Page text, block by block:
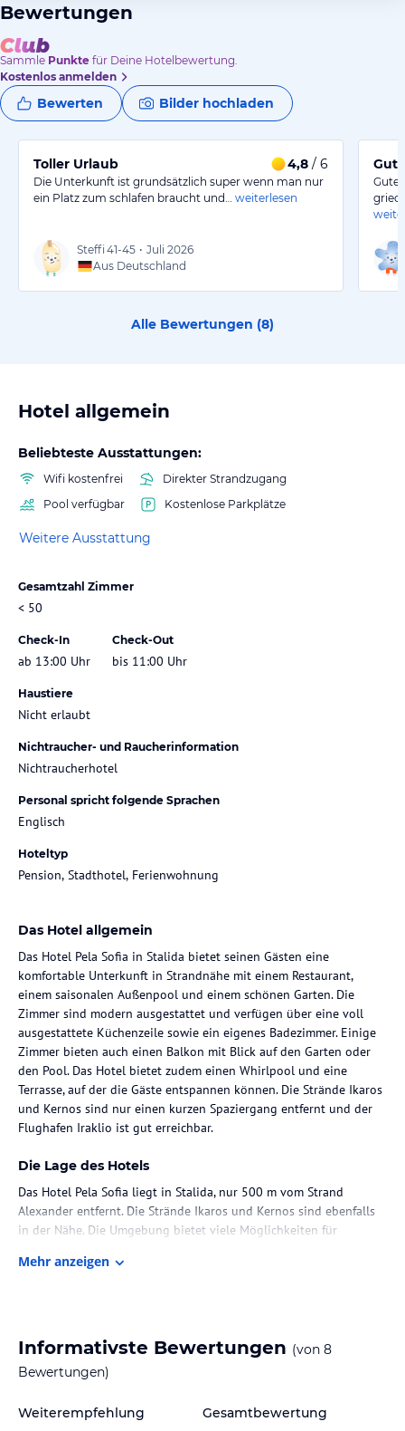
Bewertungen
Sammle Punkte für Deine Hotelbewertung.
Kostenlos anmelden
Bewerten Bilder hochladen
Toller Urlaub 4,8 / 6
Die Unterkunft ist grundsätzlich super wenn man nur
ein Platz zum schlafen braucht und…
weiterlesen
Steffi 41-45 • Juli 2026
Aus Deutschland
Alle Bewertungen (8)
Hotel allgemein
Beliebteste Ausstattungen:
Wifi kostenfrei
Direkter Strandzugang
Pool verfügbar
Kostenlose Parkplätze
Weitere Ausstattung
Gesamtzahl Zimmer
< 50
Check-In
ab 13:00 Uhr
Check-Out
bis 11:00 Uhr
Haustiere
Nicht erlaubt
Nichtraucher- und Raucherinformation
Nichtraucherhotel
Personal spricht folgende Sprachen
Englisch
Hoteltyp
Pension, Stadthotel, Ferienwohnung
Das Hotel allgemein
Das Hotel Pela Sofia in Stalida bietet seinen Gästen eine
komfortable Unterkunft in Strandnähe mit einem Restaurant,
einem saisonalen Außenpool und einem schönen Garten. Die
Zimmer sind modern ausgestattet und verfügen über eine voll
ausgestattete Küchenzeile sowie ein eigenes Badezimmer. Einige
Zimmer bieten auch einen Balkon mit Blick auf den Garten oder
den Pool. Das Hotel bietet zudem einen Whirlpool und eine
Terrasse, auf der die Gäste entspannen können. Die Strände Ikaros
und Kernos sind nur einen kurzen Spaziergang entfernt und der
Flughafen Iraklio ist gut erreichbar.
Die Lage des Hotels
Das Hotel Pela Sofia liegt in Stalida, nur 500 m vom Strand
Alexander entfernt. Die Strände Ikaros und Kernos sind ebenfalls
in der Nähe. Die Umgebung bietet viele Möglichkeiten für
Wassersport. In der Nähe des Hotels finden Sie auch Restaurants,
Zimmer / Unterbringung im Hotel
Die Zimmer im Hotel Pela Sofia sind komfortabel und modern
Küchenzeile, einen Essbereich und ein eigenes Badezimmer. Einige
Mehr anzeigen
Informativste Bewertungen (von 8
Bewertungen)
Weiterempfehlung Gesamtbewertung